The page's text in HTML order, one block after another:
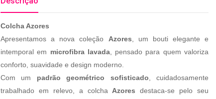
Colcha Azores
Apresentamos a nova coleção Azores , um bouti elegante e
intemporal em microfibra lavada, pensado para quem valoriza
conforto, suavidade e design moderno.
Com um padrão geométrico sofisticado , cuidadosamente
trabalhado em relevo, a colcha Azoresdestaca-se pelo seu